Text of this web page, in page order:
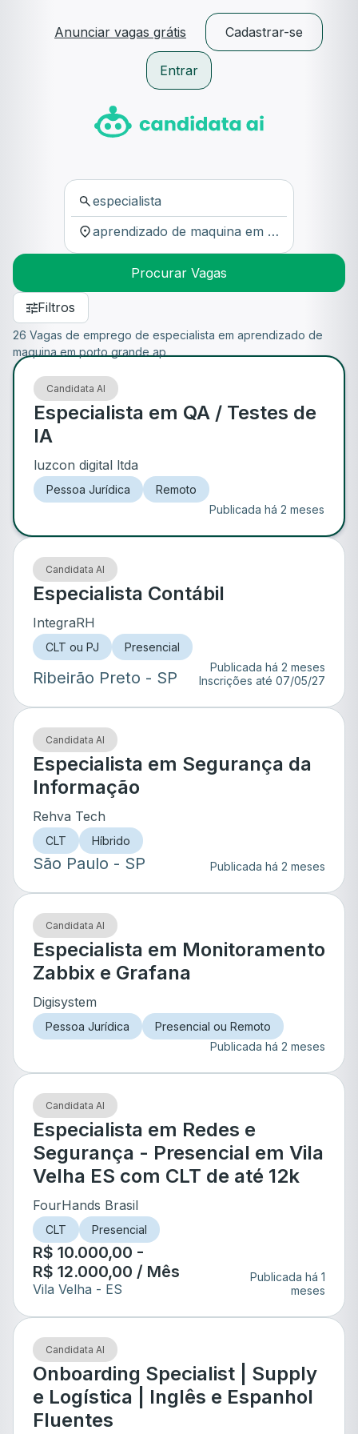
Anunciar vagas grátis Cadastrar-se
Entrar
Procurar Vagas
Filtros
26 Vagas de emprego de especialista em aprendizado de
maquina em porto grande ap
Candidata AI
Especialista em QA / Testes de
IA
luzcon digital ltda
Pessoa Jurídica
Remoto
Publicada há 2 meses
Candidata AI
Especialista Contábil
IntegraRH
CLT ou PJ Presencial
Ribeirão Preto - SP
Publicada há 2 meses
Inscrições até 07/05/27
Candidata AI
Especialista em Segurança da
Informação
Rehva Tech
CLT Híbrido
São Paulo - SP Publicada há 2 meses
Candidata AI
Especialista em Monitoramento
Zabbix e Grafana
Digisystem
Pessoa Jurídica
Presencial ou Remoto
Publicada há 2 meses
Candidata AI
Especialista em Redes e
Segurança - Presencial em Vila
Velha ES com CLT de até 12k
FourHands Brasil
CLT Presencial
R$ 10.000,00 -
R$ 12.000,00 / Mês
Vila Velha - ES
Publicada há 1
meses
Candidata AI
Onboarding Specialist | Supply
e Logística | Inglês e Espanhol
Fluentes